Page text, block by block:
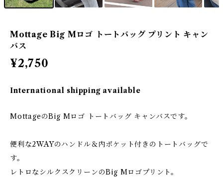
Mottage Big Mロゴ トートバッグ プリント キャン
バス
¥2,750
International shipping available
MottageのBig Mロゴ トートバッグ キャンバスです。
便利な2WAYのハンドル＆内ポケット付きのトートバッグで
す。
レトロなシルクスクリーンのBig Mロゴプリント。